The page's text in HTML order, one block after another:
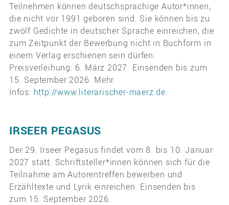
Teilnehmen können deutschsprachige Autor*innen,
die nicht vor 1991 geboren sind. Sie können bis zu
zwölf Gedichte in deutscher Sprache einreichen, die
zum Zeitpunkt der Bewerbung nicht in Buchform in
einem Verlag erschienen sein dürfen.
Preisverleihung: 6. März 2027. Einsenden bis zum
15. September 2026. Mehr
Infos: http://www.literarischer-maerz.de.
IRSEER PEGASUS
Der 29. Irseer Pegasus findet vom 8. bis 10. Januar
2027 statt. Schriftsteller*innen können sich für die
Teilnahme am Autorentreffen bewerben und
Erzähltexte und Lyrik einreichen. Einsenden bis
zum 15. September 2026.